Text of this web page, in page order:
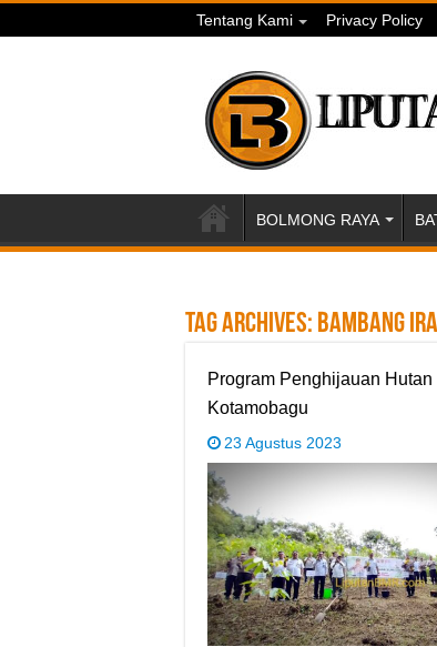
Tentang Kami Privacy Policy
BOLMONG RAYA
Tag Archives: Bambang
Program Penghijauan
Kotamobagu
23 Agustus 2023